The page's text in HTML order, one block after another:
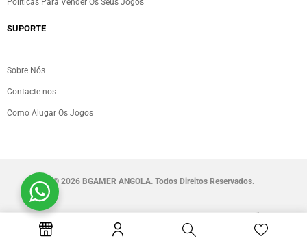
Políticas Para Vender Os Seus Jogos
SUPORTE
Sobre Nós
Contacte-nos
Como Alugar Os Jogos
© 2026 BGAMER ANGOLA. Todos Direitos Reservados.